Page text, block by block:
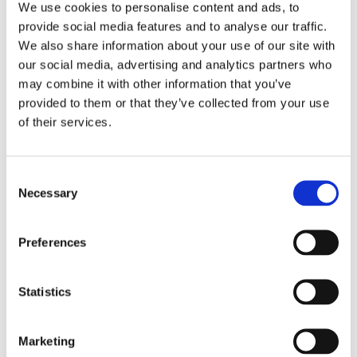
We use cookies to personalise content and ads, to
provide social media features and to analyse our traffic.
We also share information about your use of our site with
our social media, advertising and analytics partners who
may combine it with other information that you’ve
provided to them or that they’ve collected from your use
of their services.
Selection
Necessary
Preferences
Statistics
Marketing
Vide Kökshandduk
Lägg